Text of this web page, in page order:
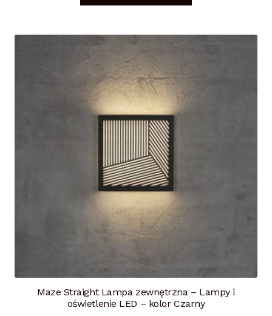
Maze Straight Lampa zewnętrzna – Lampy i
oświetlenie LED – kolor Czarny